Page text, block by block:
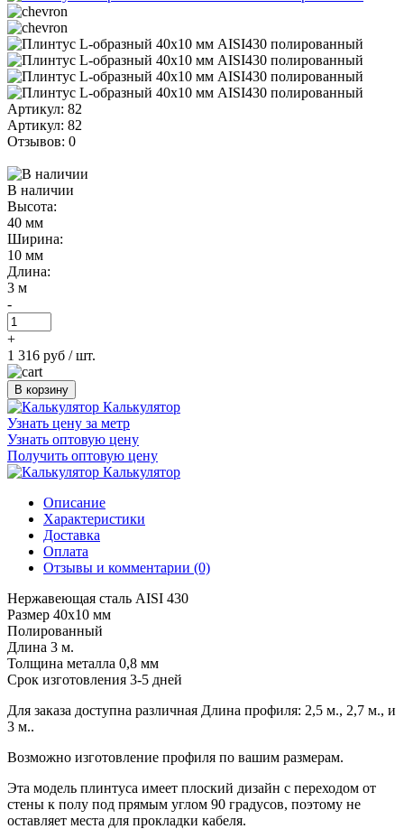
Артикул: 82
Артикул: 82
Отзывов: 0
В наличии
Высота:
40 мм
Ширина:
10 мм
Длина:
3 м
-
+
1 316 руб / шт.
В корзину
Калькулятор
Узнать цену за метр
Узнать оптовую цену
Получить оптовую цену
Калькулятор
Описание
Характеристики
Доставка
Оплата
Отзывы и комментарии (0)
Нержавеющая сталь AISI 430
Размер 40х10 мм
Полированный
Длина 3 м.
Толщина металла 0,8 мм
Срок изготовления 3-5 дней
Для заказа доступна различная Длина профиля: 2,5 м., 2,7 м., и
3 м..
Возможно изготовление профиля по вашим размерам.
Эта модель плинтуса имеет плоский дизайн с переходом от
стены к полу под прямым углом 90 градусов, поэтому не
оставляет места для прокладки кабеля.